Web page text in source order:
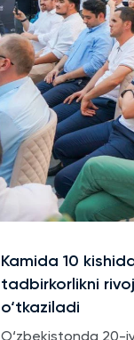
Kamida 10
tadbirkorlikni
o‘tkaziladi